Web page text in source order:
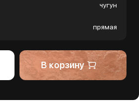
чугун
прямая
В корзину